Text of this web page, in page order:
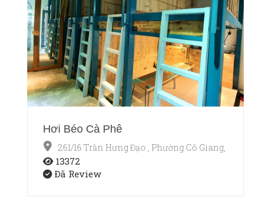
Hơi Béo Cà Phê
261/16 Trần Hưng Đạo , Phường Cô Giang, Quận 1,
13372
Đã Review